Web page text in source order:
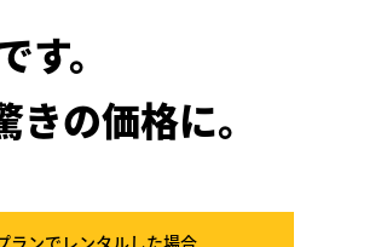
。
の価格に。
ランでレンタルした場合